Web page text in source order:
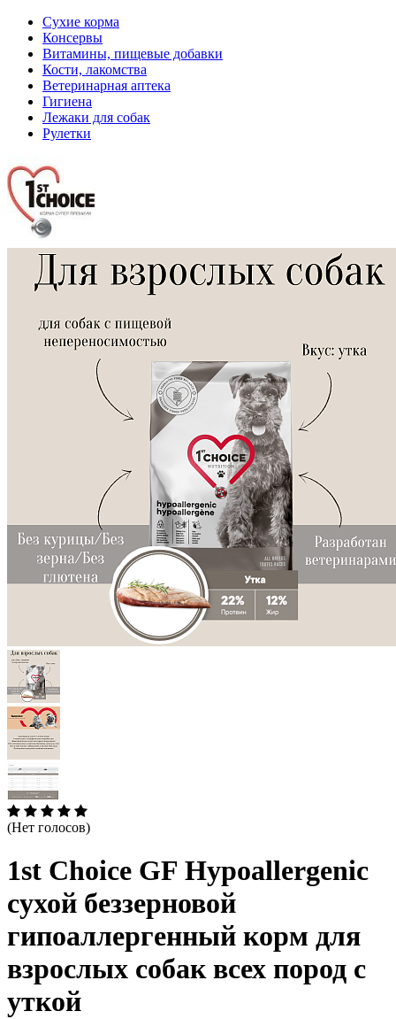
Сухие корма
Консервы
Витамины, пищевые добавки
Кости, лакомства
Ветеринарная аптека
Гигиена
Лежаки для собак
Рулетки
(Нет голосов)
1st Choice GF Hypoallergenic
сухой беззерновой
гипоаллергенный корм для
взрослых собак всех пород с
уткой